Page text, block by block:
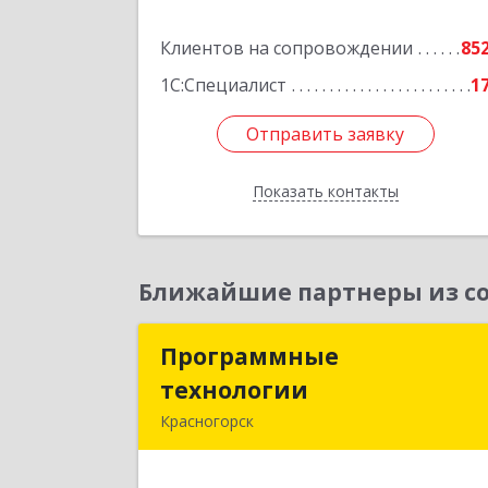
Клиентов на сопровождении
1С:Специалист
Отправить заявку
Показать контакты
Отправить заявку
Назад
Ближайшие партнеры из
Программные
технологии
Красногорск
Программные